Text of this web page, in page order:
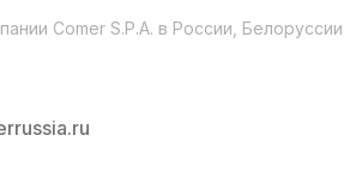
Comer S.P.A. в России, Белоруссии